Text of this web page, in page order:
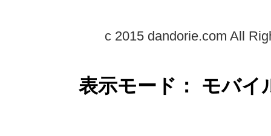
c 2015 dandorie.com All
表示モード： モバ